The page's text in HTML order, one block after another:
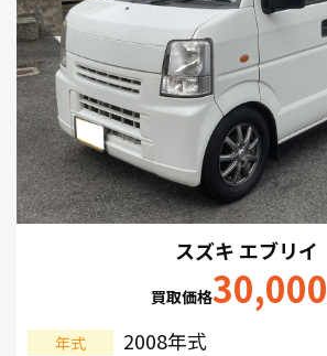
スズキ エブリイ
買取価格30,000
年式 2008年式